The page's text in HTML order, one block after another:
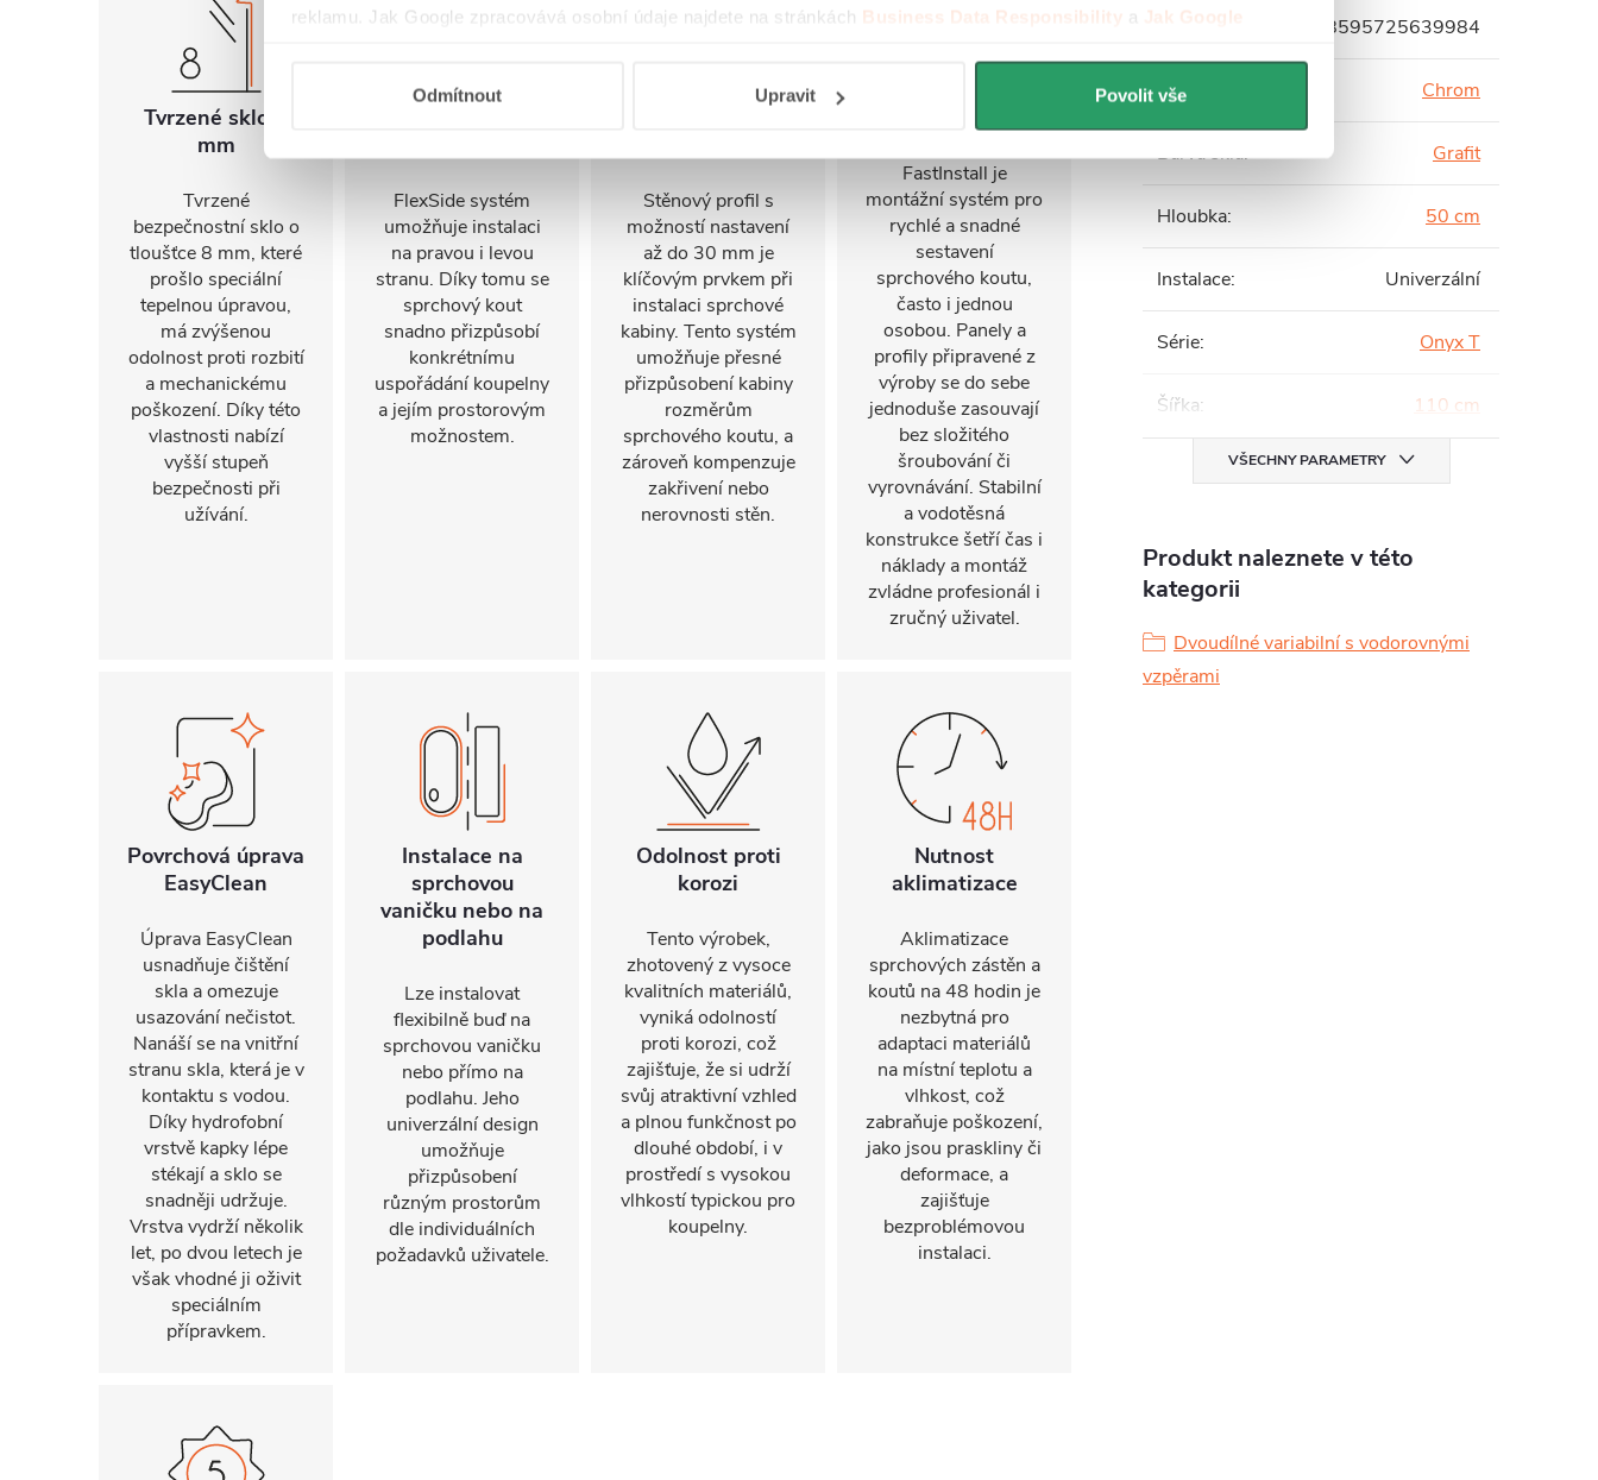
reklamu. Jak Google zpracovává osobní údaje najdete na stránkách Business Data Responsibility a Jak Google
Odmítnout Upravit Povolit vše
Tvrzené sklo 8
mm
Tvrzené
bezpečnostní sklo o
tloušťce 8 mm, které
prošlo speciální
tepelnou úpravou,
má zvýšenou
odolnost proti rozbití
a mechanickému
poškození. Díky této
vlastnosti nabízí
vyšší stupeň
bezpečnosti při
užívání.
FlexSide systém
umožňuje instalaci
na pravou i levou
stranu. Díky tomu se
sprchový kout
snadno přizpůsobí
konkrétnímu
uspořádání koupelny
a jejím prostorovým
možnostem.
Stěnový profil s
možností nastavení
až do 30 mm je
klíčovým prvkem při
instalaci sprchové
kabiny. Tento systém
umožňuje přesné
přizpůsobení kabiny
rozměrům
sprchového koutu, a
zároveň kompenzuje
zakřivení nebo
nerovnosti stěn.
FastInstall je
montážní systém pro
rychlé a snadné
sestavení
sprchového koutu,
často i jednou
osobou. Panely a
profily připravené z
výroby se do sebe
jednoduše zasouvají
bez složitého
šroubování či
vyrovnávání. Stabilní
a vodotěsná
konstrukce šetří čas i
náklady a montáž
zvládne profesionál i
zručný uživatel.
Povrchová úprava
EasyClean
Úprava EasyClean
usnadňuje čištění
skla a omezuje
usazování nečistot.
Nanáší se na vnitřní
stranu skla, která je v
kontaktu s vodou.
Díky hydrofobní
vrstvě kapky lépe
stékají a sklo se
snadněji udržuje.
Vrstva vydrží několik
let, po dvou letech je
však vhodné ji oživit
speciálním
přípravkem.
Instalace na
sprchovou
vaničku nebo na
podlahu
Lze instalovat
flexibilně buď na
sprchovou vaničku
nebo přímo na
podlahu. Jeho
univerzální design
umožňuje
přizpůsobení
různým prostorům
dle individuálních
požadavků uživatele.
Odolnost proti
korozi
Tento výrobek,
zhotovený z vysoce
kvalitních materiálů,
vyniká odolností
proti korozi, což
zajišťuje, že si udrží
svůj atraktivní vzhled
a plnou funkčnost po
dlouhé období, i v
prostředí s vysokou
vlhkostí typickou pro
koupelny.
Nutnost
aklimatizace
Aklimatizace
sprchových zástěn a
koutů na 48 hodin je
nezbytná pro
adaptaci materiálů
na místní teplotu a
vlhkost, což
zabraňuje poškození,
jako jsou praskliny či
deformace, a
zajišťuje
bezproblémovou
instalaci.
EAN 8595725639984
Barva profilu Chrom
Barva skla: Grafit
Hloubka: 50 cm
Instalace: Univerzální
Série: Onyx T
Šířka: 110 cm
VŠECHNY PARAMETRY
Produkt naleznete v této
kategorii
Dvoudílné variabilní s vodorovnými
vzpěrami